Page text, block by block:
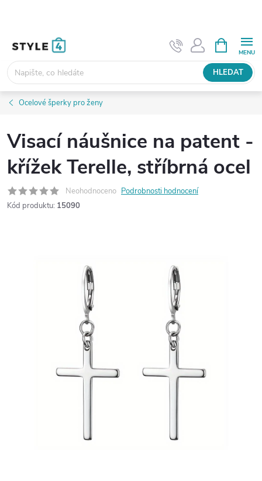
HLEDAT
NÁKUPNÍ
KOŠÍK
Ocelové šperky pro ženy
Visací náušnice na patent -
křížek Terelle, stříbrná ocel
Neohodnoceno Podrobnosti hodnocení
Kód produktu: 15090